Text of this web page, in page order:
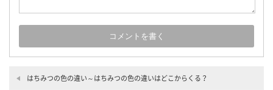
はちみつの色の違い～はちみつの色の違いはどこからくる？